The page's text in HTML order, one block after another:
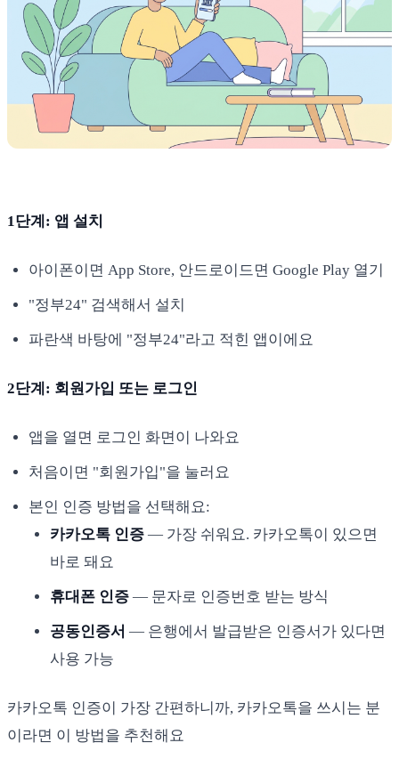
1단계: 앱 설치
아이폰이면 App Store, 안드로이드면 Google Play 열기
"정부24" 검색해서 설치
파란색 바탕에 "정부24"라고 적힌 앱이에요
2단계: 회원가입 또는 로그인
앱을 열면 로그인 화면이 나와요
처음이면 "회원가입"을 눌러요
본인 인증 방법을 선택해요:
카카오톡 인증 — 가장 쉬워요. 카카오톡이 있으면
바로 돼요
휴대폰 인증 — 문자로 인증번호 받는 방식
공동인증서 — 은행에서 발급받은 인증서가 있다면
사용 가능
카카오톡 인증이 가장 간편하니까, 카카오톡을 쓰시는 분
이라면 이 방법을 추천해요